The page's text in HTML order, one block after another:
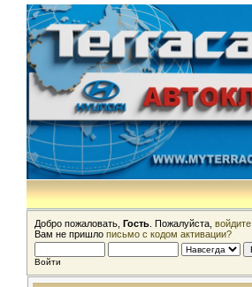
Добро пожаловать, Гость . Пожалуйста, войдите
Вам не пришло письмо с кодом активации?
Войти